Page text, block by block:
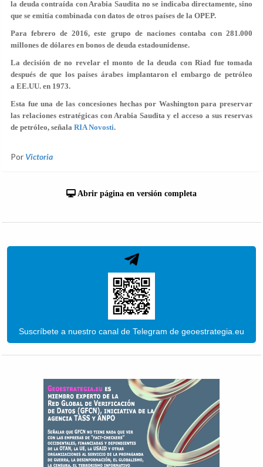
la deuda contraída con Arabia Saudita no se indicaba directamente, sino
que se emitía combinada con datos de otros países de la OPEP.
Para febrero de 2016, este grupo de naciones contaba con 281.000
millones de dólares en bonos de deuda estadounidense.
La decisión de no revelar el monto de la deuda con Riad fue tomada
después de que los países árabes implantaron el embargo de petróleo
a EE.UU. en 1973.
Esta fue una de las concesiones hechas por Washington para preservar
las relaciones estratégicas con Arabia Saudita y el acceso a sus reservas
de petróleo, señala RIA Novosti.
Por Victoria
Abrir página en versión completa
Suscríbete a nuestro canal de Telegram de geoestrategia.eu